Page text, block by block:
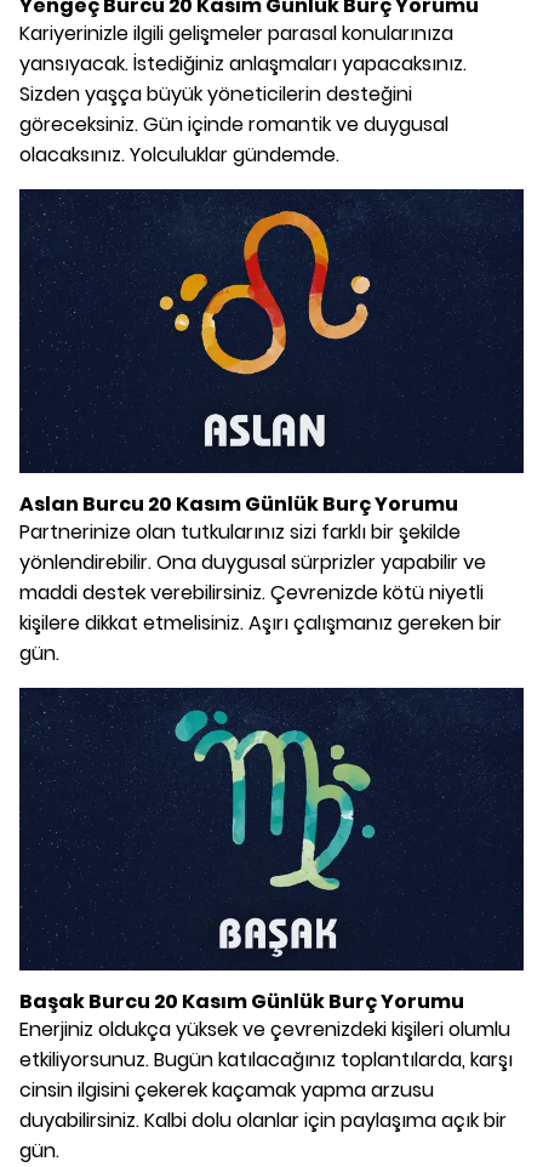
Yengeç Burcu 20 Kasım Günlük Burç Yorumu
Kariyerinizle ilgili gelişmeler parasal konularınıza
yansıyacak. İstediğiniz anlaşmaları yapacaksınız.
Sizden yaşça büyük yöneticilerin desteğini
göreceksiniz. Gün içinde romantik ve duygusal
olacaksınız. Yolculuklar gündemde.
Aslan Burcu 20 Kasım Günlük Burç Yorumu
Partnerinize olan tutkularınız sizi farklı bir şekilde
yönlendirebilir. Ona duygusal sürprizler yapabilir ve
maddi destek verebilirsiniz. Çevrenizde kötü niyetli
kişilere dikkat etmelisiniz. Aşırı çalışmanız gereken bir
gün.
Başak Burcu 20 Kasım Günlük Burç Yorumu
Enerjiniz oldukça yüksek ve çevrenizdeki kişileri olumlu
etkiliyorsunuz. Bugün katılacağınız toplantılarda, karşı
cinsin ilgisini çekerek kaçamak yapma arzusu
duyabilirsiniz. Kalbi dolu olanlar için paylaşıma açık bir
gün.